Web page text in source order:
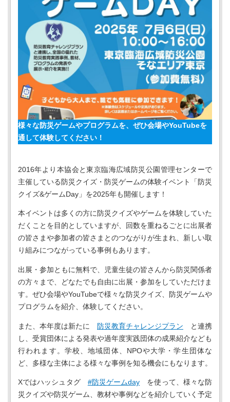
様々な防災ゲームやプログラムを、ぜひ会場やYouTubeを
通して体験してください！
2016年より本協会と東京臨海広域防災公園管理センターで
主催している防災クイズ・防災ゲームの体験イベント「防災
クイズ&ゲームDay」を2025年も開催します！
本イベントは多くの方に防災クイズやゲームを体験していた
だくことを目的としていますが、回数を重ねるごとに出展者
の皆さまや参加者の皆さまとのつながりが生まれ、新しい取
り組みにつながっている事例もあります。
出展・参加ともに無料で、児童生徒の皆さんから防災関係者
の方々まで、どなたでも自由に出展・参加をしていただけま
す。ぜひ会場やYouTubeで様々な防災クイズ、防災ゲームや
プログラムを紹介、体験してください。
また、本年度は新たに 防災教育チャレンジプラン と連携
し、受賞団体による発表や過年度実践団体の成果紹介なども
行われます。学校、地域団体、NPOや大学・学生団体な
ど、多様な主体による様々な事例を知る機会にもなります。
Xではハッシュタグ #防災ゲームday を使って、様々な防
災クイズや防災ゲーム、教材や事例などを紹介していく予定